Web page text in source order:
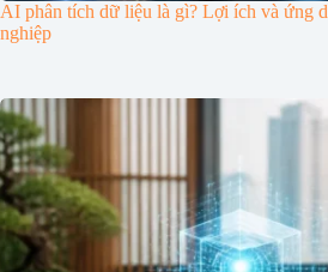
AI phân tích dữ liệu là gì? Lợi ích và ứng
nghiệp